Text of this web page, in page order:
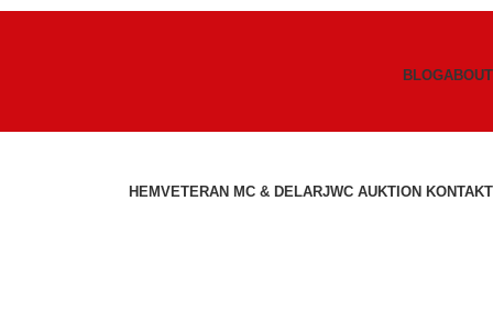
BLOGABOUT
HEMVETERAN MC & DELARJWC AUKTION KONTAKT